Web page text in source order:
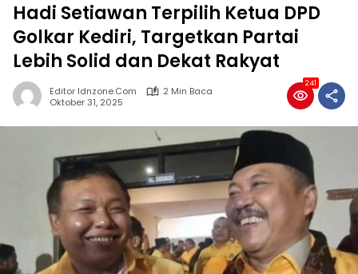
Hadi Setiawan Terpilih Ketua DPD
Golkar Kediri, Targetkan Partai
Lebih Solid dan Dekat Rakyat
Editor Idnzone.com
2 Min Baca
Oktober 31, 2025
241